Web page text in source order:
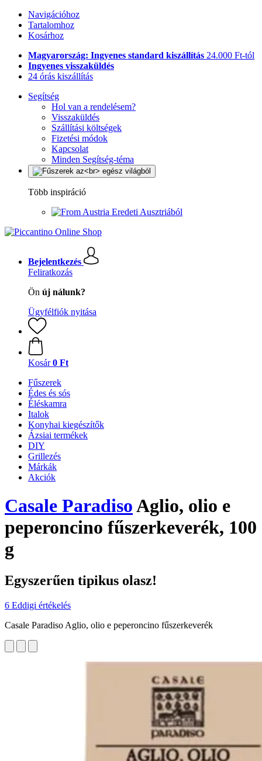
Navigációhoz
Tartalomhoz
Kosárhoz
Magyarország: Ingyenes standard kiszállítás 24.000 Ft-tól
Ingyenes visszaküldés
24 órás kiszállítás
Segítség
Hol van a rendelésem?
Visszaküldés
Szállítási költségek
Fizetési módok
Kapcsolat
Minden Segítség-téma
Több inspiráció
Eredeti Ausztriából
Bejelentkezés
Feliratkozás
Ön új nálunk?
Ügyfélfiók nyitása
Kosár 0 Ft
Fűszerek
Édes és sós
Éléskamra
Italok
Konyhai kiegészítők
Ázsiai termékek
DIY
Grillezés
Márkák
Akciók
Casale ParadisoAglio, olio e
peperoncino fűszerkeverék, 100
g
Egyszerűen tipikus olasz!
6 Eddigi értékelés
Casale Paradiso Aglio, olio e peperoncino fűszerkeverék